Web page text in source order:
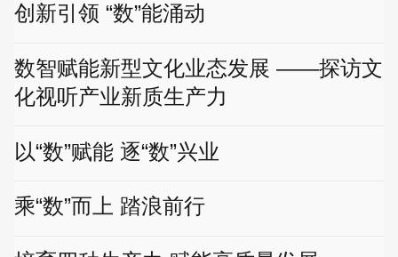
创新引领 “数”能涌动
数智赋能新型文化业态发展 ——探访文
化视听产业新质生产力
以“数”赋能 逐“数”兴业
乘“数”而上 踏浪前行